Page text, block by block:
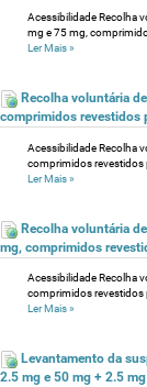
Acessibilidade Recolha
mg e 75 mg,
Ler Mais»
Recolha voluntária
comprimidos revestidos
Acessibilidade Recolha
comprimidos revestidos
Ler Mais»
Recolha voluntária
mg, comprimidos
Acessibilidade Recolha
comprimidos revestidos
Ler Mais»
Levantamento da
2.5 mg e 50 mg + 2.5